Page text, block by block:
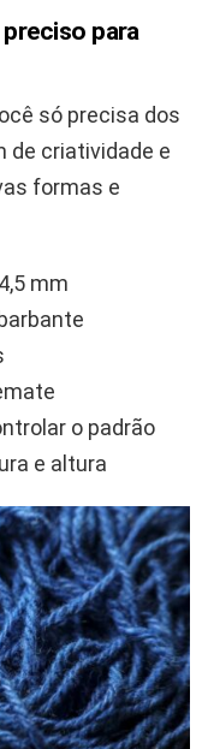
para
só precisa dos
de criatividade e
formas e
mm
o padrão
e altura